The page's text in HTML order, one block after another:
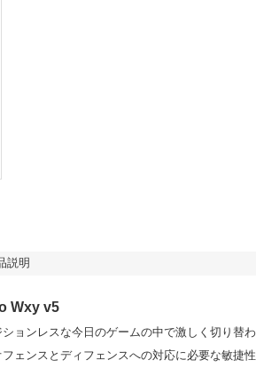
説明
Wxy v5
ションレスな今日のゲームの中で激しく切り替わ
フェンスとディフェンスへの対応に必要な敏捷性